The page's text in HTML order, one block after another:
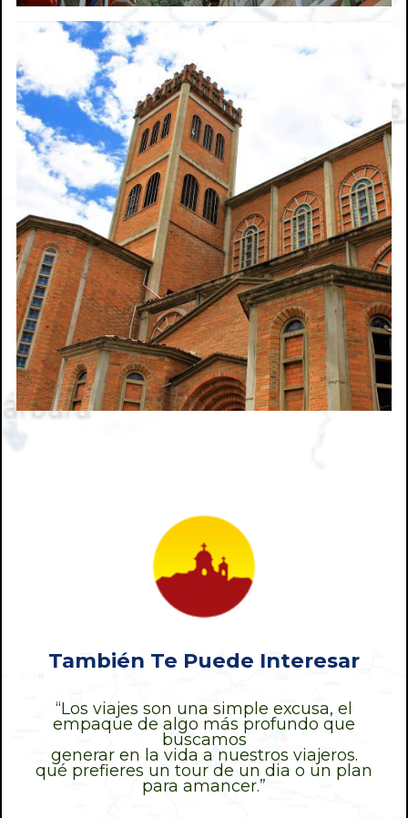
También Te Puede Interesar
“Los viajes son una simple excusa, el
empaque de algo más profundo que
buscamos
generar en la vida a nuestros viajeros.
qué prefieres un tour de un dia o un plan
para amancer.”